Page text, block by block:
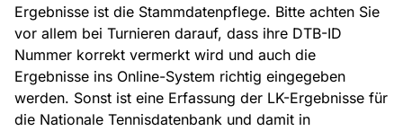
Ergebnisse ist die Stammdatenpflege. Bitte achten Sie
vor allem bei Turnieren darauf, dass ihre DTB-ID
Nummer korrekt vermerkt wird und auch die
Ergebnisse ins Online-System richtig eingegeben
werden. Sonst ist eine Erfassung der LK-Ergebnisse für
die Nationale Tennisdatenbank und damit in